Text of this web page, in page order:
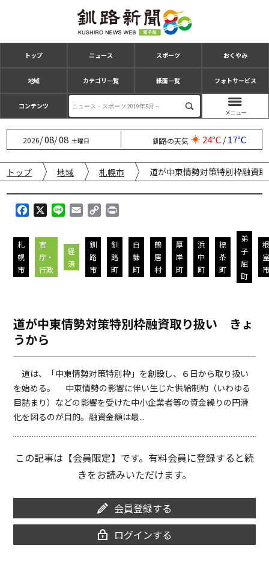
トップ ニュース スポーツ おくやみ
地域 カテゴリ一覧 紙面一覧 フォトサービス
コンテンツ
2026/08/08 土曜日 釧路の天気 24℃/17℃
トップ 地域 札幌市 道が中東情勢対策特別枠融資
c
o
e
a
p
i
i
札
幌
市
官
庁・
行政
経
済
釧
路
市
釧
路
町
白
糠
町
鶴
居
村
厚
岸
町
浜
中
町
標
茶
町
弟
子
屈
町
根
室
市
道が中東情勢対策特別枠融資取り扱い きょ
うから
道は、「中東情勢対策特別枠」を創設し、６日から取り扱い
を始める。 中東情勢の影響に伴い生じた供給制約（いわゆる
目詰まり）などの影響を受けた中小企業者等の資金繰りの円滑
化を図るのが目的。融資金額は最...
この記事は【会員限定】です。有料会員に登録すると続
きをお読みいただけます。
会員登録する
ログインする